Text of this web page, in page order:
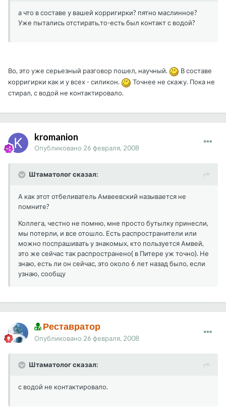
а что в составе у вашей корригирки? пятно маслинное?
Уже пытались отстирать,то-есть был контакт с водой?
Во, это уже серьезный разговор пошел, научный.
В составе
корригирки как и у всех - силикон.
Точнее не скажу. Пока не
стирал, с водой не контактировало.
kromanion
Опубликовано 26 февраля, 2008
Штаматолог сказал:
А как этот отбеливатель Амвеевский называется не
помните?
Коллега, честно не помню, мне просто бутылку принесли,
мы потерли, и все отошло. Есть распространители или
можно поспрашивать у знакомых, кто пользуется Амвей,
это же сейчас так распространено( в Питере уж точно). Не
знаю, есть ли он сейчас, это около 6 лет назад было, если
узнаю, сообщу
Реставратор
Опубликовано 26 февраля, 2008
Штаматолог сказал:
с водой не контактировало.